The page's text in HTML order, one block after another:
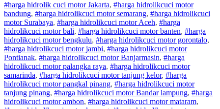
#harga hidrolik cuci motor Jakarta, #harga hidrolikcuci motor
bandung, #harga hidrolikcuci motorsemarang, #harga hidrolikcuci
motorSurabaya, #harga hidrolikcuci motorAceh, #harga
hidrolikcuci motorbali, #harga hidrolikcuci motorbanten, #harga
hidrolikcuci motorbengkulu, #harga hidrolikcuci motorgorontalo,
#harga hidrolikcuci motorjambi, #harga hidrolikcuci motor
Pontianak, #harga hidrolikcuci motorBanjarmasin, #harga
hidrolikcuci motorpalangka raya, #harga hidrolikcuci motor
samarinda, #harga hidrolikcuci motortanjung kelor, #harga
hidrolikcuci motorpangkal pinang, #harga hidrolikcuci motor
tanjung pinang, #harga hidrolikcuci motorBandar lampung, #harga
hidrolikcuci motorambon, #harga hidrolikcuci motormataram,